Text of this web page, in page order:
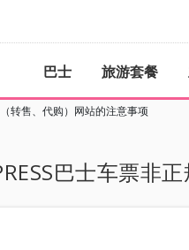
巴士 旅游套餐
（转售、代购）网站的注意事项
巴士车票非